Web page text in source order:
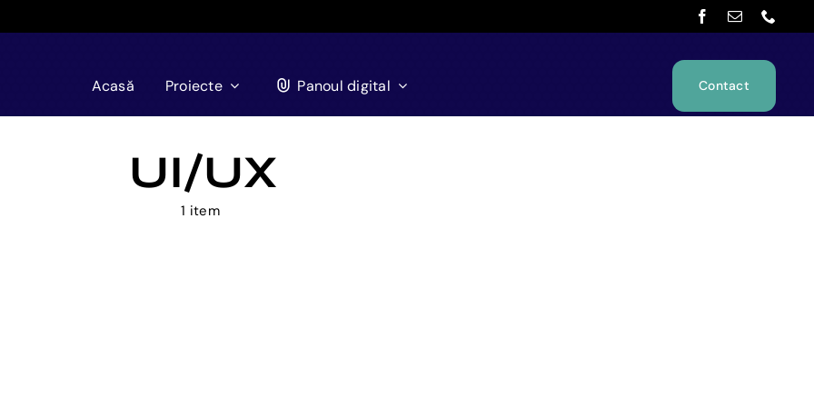
Acasă Proiecte Panoul digital Contact
UI/UX
1 item